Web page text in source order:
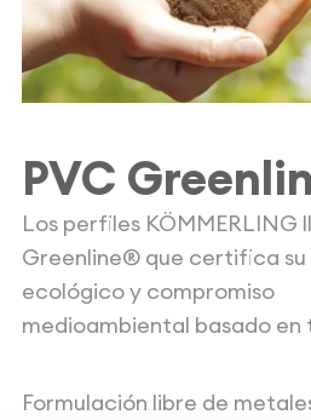
PVC
Los perfiles KÖMMERLING
Greenline® que certifica
ecológico y compromiso
medioambiental basado en
Formulación libre de